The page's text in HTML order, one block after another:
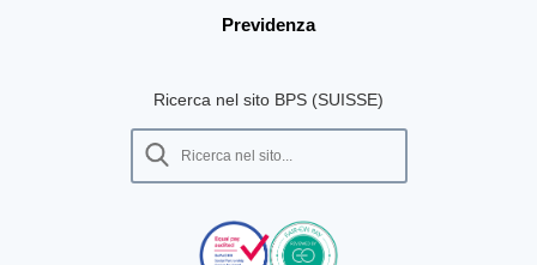
Previdenza
Ricerca nel sito BPS (SUISSE)